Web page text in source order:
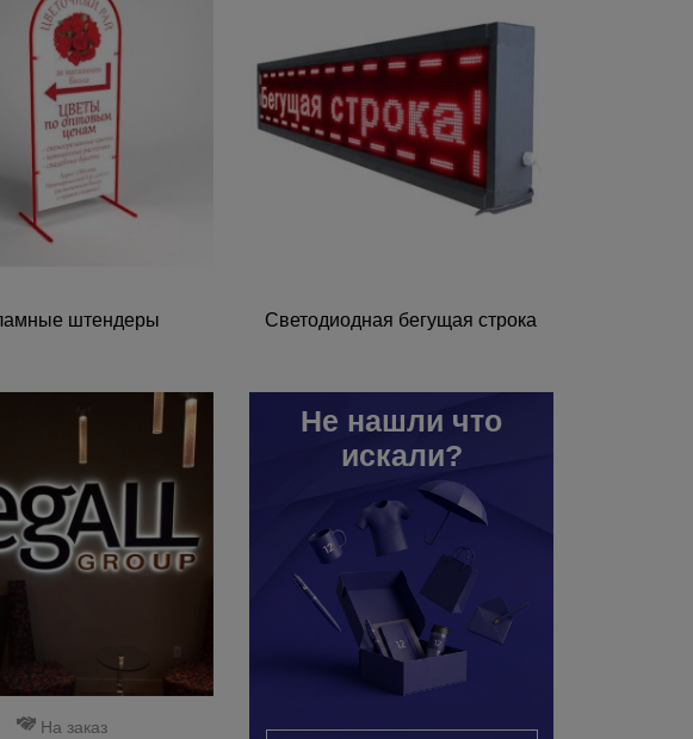
штендеры Светодиодная бегущая строка
На заказ
Не нашли что
искали?